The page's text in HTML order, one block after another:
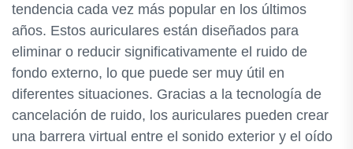
tendencia cada vez más popular en los últimos
años. Estos auriculares están diseñados para
eliminar o reducir significativamente el ruido de
fondo externo, lo que puede ser muy útil en
diferentes situaciones. Gracias a la tecnología de
cancelación de ruido, los auriculares pueden crear
una barrera virtual entre el sonido exterior y el oído